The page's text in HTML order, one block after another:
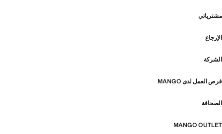
مشترياتي
الإرجاع
الشركة
فرص العمل لدى MANGO
الصحافة
MANGO OUTLET